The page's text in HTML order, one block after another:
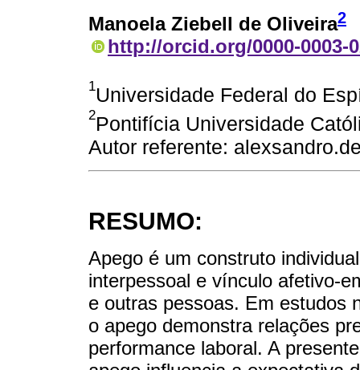
Manoela Ziebell de Oliveira2
http://orcid.org/0000-0003-
1Universidade Federal do
2Pontifícia Universidade
Autor referente:
RESUMO:
Apego é um construto
interpessoal e vínculo afetivo-
e outras pessoas. Em estudos
o apego demonstra relações
performance laboral. A